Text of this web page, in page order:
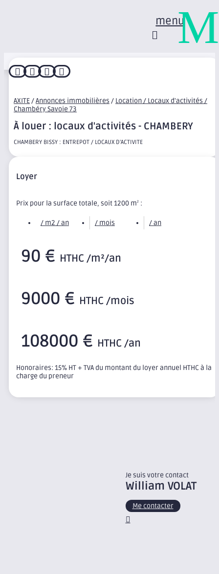
menu
   
AXITE/Annonces immobilières / Location / Locaux d'activités /
Chambéry Savoie 73
À louer : locaux d'activités - CHAMBERY
CHAMBERY BISSY : ENTREPOT / LOCAUX D'ACTIVITE
Loyer
Prix pour la surface totale, soit 1200 m2 :
/ m2 / an / mois / an
90 € HTHC /m²/an
9000 € HTHC /mois
108000 € HTHC /an
Honoraires: 15% HT + TVA du montant du loyer annuel HTHC à la
charge du preneur
Je suis votre contact
William VOLAT
Me contacter
M